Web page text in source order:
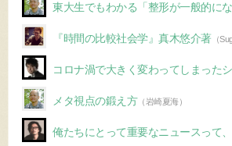
東大生でもわかる「整形が一般的にな
『時間の比較社会学』真木悠介著 （
コロナ渦で大きく変わってしまった
メタ視点の鍛え方（岩崎夏海）
俺たちにとって重要なニュースって